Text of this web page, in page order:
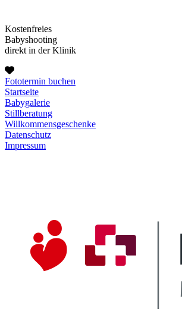
Kostenfreies
Babyshooting
direkt in der Klinik
Fototermin buchen
Startseite
Babygalerie
Stillberatung
Willkommensgeschenke
Datenschutz
Impressum